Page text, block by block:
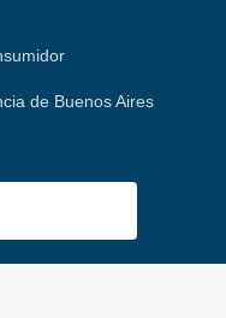
de Buenos Aires